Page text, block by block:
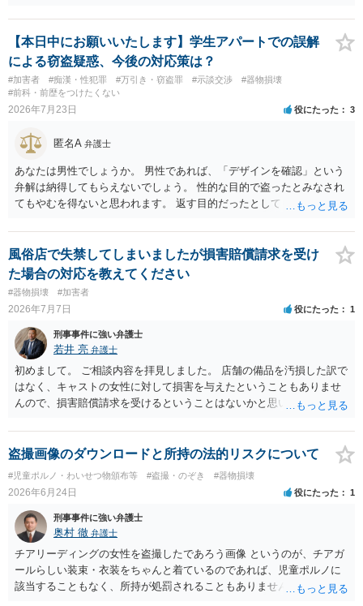
ご相談者様の対応によってはご相談者の方にも責任が生じてしまう 可
能性がございますので、冷静にご対応いただくようご留意いただけれ
ばと存じます。 以上、ご参考までに。
【本日中にお願いいたします】学生アパートでの誤解
による窃盗疑惑、今後の対応策は？
#加害者 #痴漢・性犯罪 #万引き・窃盗罪 #示談交渉
#器物損壊
#前科・前歴をつけたくない
2026年7月23日 役にたった 3
匿名A 弁護士
あなたは男性でしょうか。 男性であれば、「デザインを確認」という
弁解は納得してもらえないでしょう。 性的な目的で盗ったとみなされ
てもやむを得ないと思われます。 返す目的だったとしても、性的な目
法領得の意思は発現しており、窃盗の既遂罪は成立し得まると思われ
ます。 元の場所に戻したのは、前述の目的を遂行する関係上、ばれな
いように戻したと評価されることになるのではないかと思います。 防
犯カメラに写っているのがあなたなのかは不明ですが、極めて深刻な
事態になっているのは確かです。お早目にご両親などとも相談して、
弁護士を依頼の上、示談の方向で動かれるのがよろしいかと思いま
す。
風俗店で失禁してしまいましたが損害賠償請求を受け
た場合の対応を教えてください
#器物損壊 #加害者
2026年7月7日 役にたった 1
刑事事件に強い弁護士
若井 亮 弁護士
初めまして。 ご相談内容を拝見しました。 店舗の備品を汚損した訳で
はなく、キャストの女性に対して損害を与えたということもありませ
んので、損害賠償請求を受けるということはないかと思います。 万が
請求内容やその根拠を確認のうえ持ち帰り、弁護士に相談するように
してください。 以上、ご参考になれば幸いです。
盗撮画像のダウンロードと所持の法的リスクについて
#児童ポルノ・わいせつ物頒布等 #盗撮・のぞき #器物損壊
2026年6月24日 役にたった 1
刑事事件に強い弁護士
奥村 徹 弁護士
チアリーディングの女性を盗撮したであろう画像 というのが、チアガ
ールらしい装束・衣装をちゃんと着ているのであれば、児童ポルノに
該当することもなく、所持が処罰されることもありません